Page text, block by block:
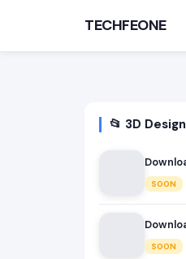
Game offline
TECHFEONE
📂 3D Design
SOON
SOON